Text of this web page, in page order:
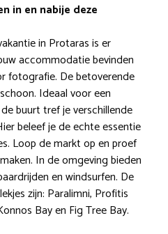
in en nabije deze
in Protaras is er
accommodatie bevinden
fotografie. De betoverende
Ideaal voor een
buurt tref je verschillende
beleef je de echte essentie
Loop de markt op en proef
In de omgeving bieden
en windsurfen. De
zijn: Paralimni, Profitis
Bay en Fig Tree Bay.